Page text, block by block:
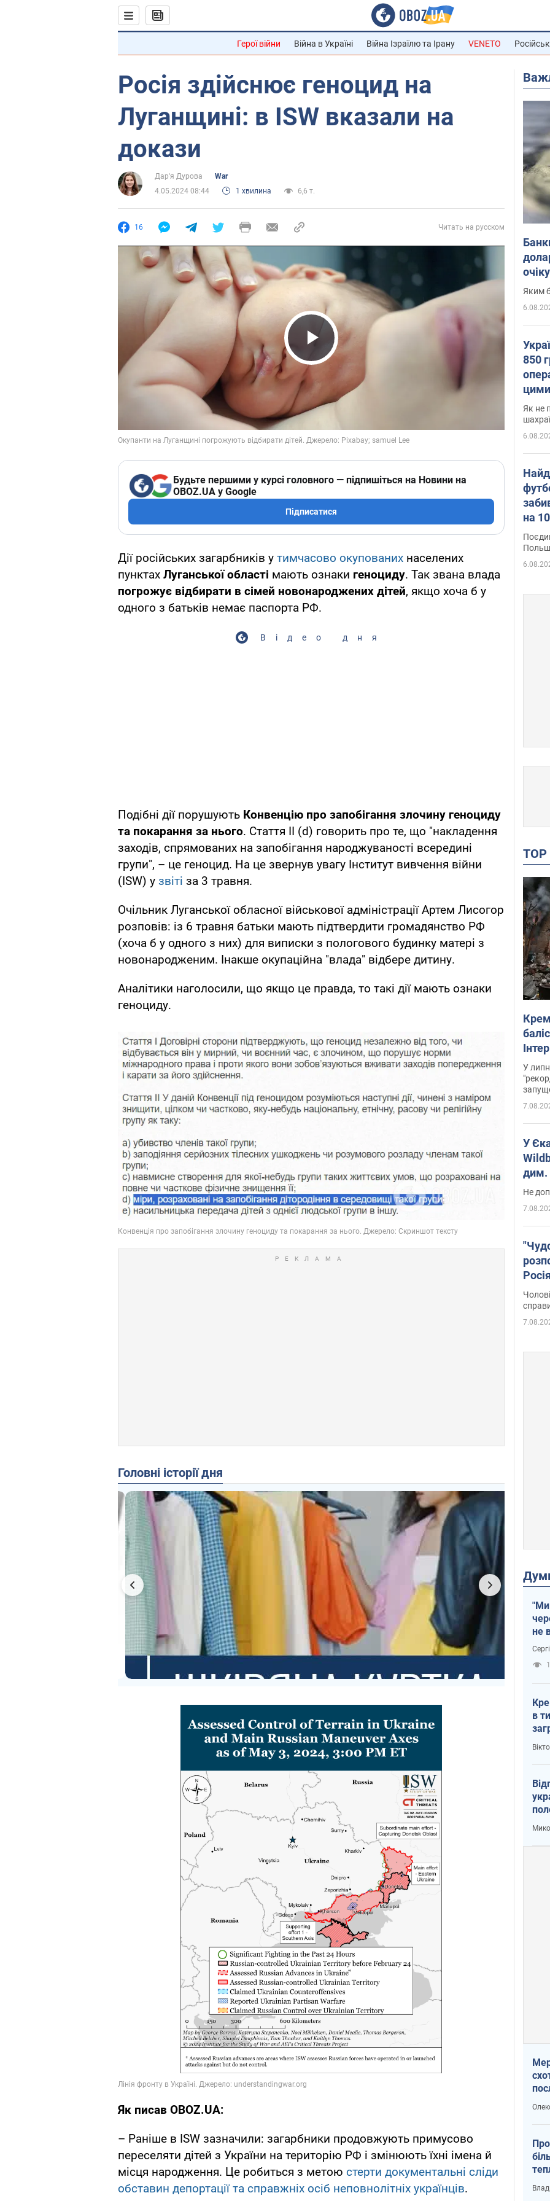
Герої війни Війна в Україні Війна Ізраїлю та Ірану VENETO
Росія здійснює геноцид на
Луганщині: в ISW вказали на
докази
Дар'я Дурова
War
4.05.2024 08:44
1 хвилина 6,6 т.
16 Читать на русском
Play Video
Будьте першими у курсі головного — підпишіться на Новини на
OBOZ.UA у Google
Підписатися
Дії російських загарбників у тимчасово окупованих населених
пунктах Луганської області мають ознаки геноциду. Так звана влада
погрожує відбирати в сімей новонароджених дітей, якщо хоча б у
одного з батьків немає паспорта РФ.
Відео дня
Подібні дії порушують Конвенцію про запобігання злочину геноциду
та покарання за нього. Стаття II (d) говорить про те, що "накладення
заходів, спрямованих на запобігання народжуваності всередині
групи", – це геноцид. На це звернув увагу Інститут вивчення війни
(ISW) у звіті за 3 травня.
Очільник Луганської обласної військової адміністрації Артем Лисогор
розповів: із 6 травня батьки мають підтвердити громадянство РФ
(хоча б у одного з них) для виписки з пологового будинку матері з
новонародженим. Інакше окупаційна "влада" відбере дитину.
Аналітики наголосили, що якщо це правда, то такі дії мають ознаки
геноциду.
Головні історії дня
Як писав OBOZ.UA:
– Раніше в ISW зазначили: загарбники продовжують примусово
переселяти дітей з України на територію РФ і змінюють їхні імена й
місця народження. Це робиться з метою стерти документальні сліди
обставин депортації та справжніх осіб неповнолітніх українців.
Яким
850
Як не
на
Відео
У
У
дим.
Не
Фото
"Ми
не
в
у